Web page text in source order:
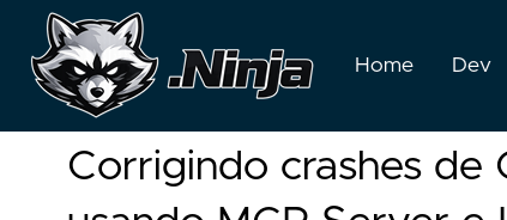
Home Dev
Corrigindo crashes de